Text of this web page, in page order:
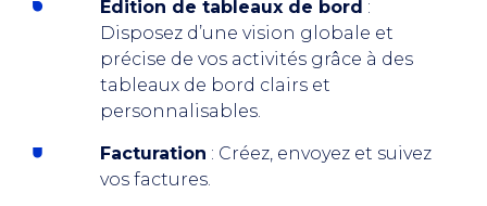
Édition de tableaux de bord :
Disposez d’une vision globale et
précise de vos activités grâce à des
tableaux de bord clairs et
personnalisables.
Facturation : Créez, envoyez et suivez
vos factures.